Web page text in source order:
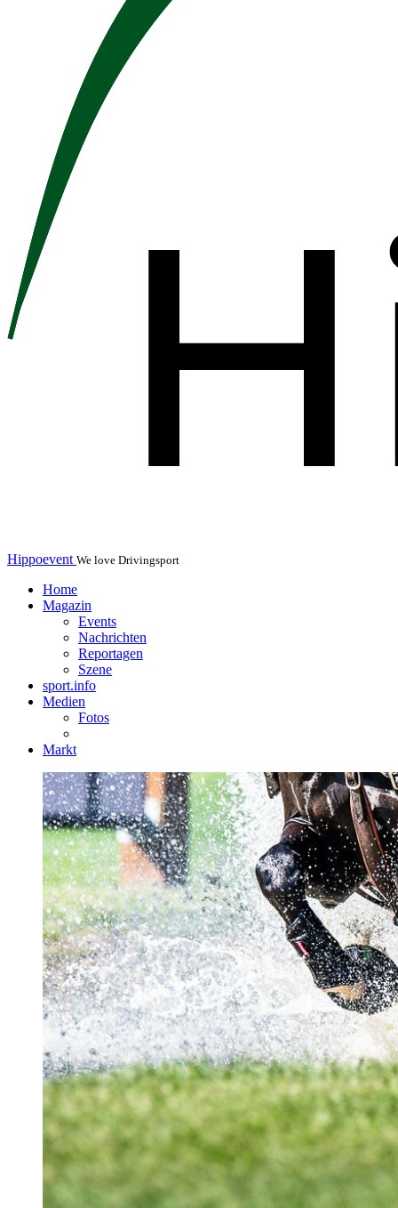
Hippoevent We love Drivingsport
Home
Magazin
Events
Nachrichten
Reportagen
Szene
sport.info
Medien
Fotos
Markt